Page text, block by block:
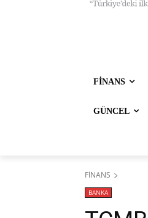
FİNANS
GÜNCEL
FİNANS
BANKA